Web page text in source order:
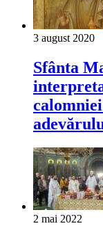
3 august 2020
Sfânta
2 mai 2022